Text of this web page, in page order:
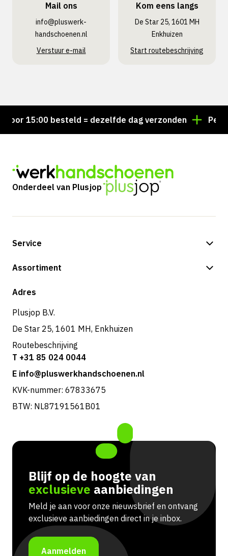
Mail ons
info@pluswerk­
handschoenen.nl
Verstuur e-mail
Kom eens langs
De Star 25, 1601 MH
Enkhuizen
Start routebeschrijving
15:00 besteld = dezelfde dag verzonden
Onderdeel van Plusjop
Service
Betalingsmogelijkheden
Retouren & service
Assortiment
Shop
Adres
Plusjop B.V.
De Star 25, 1601 MH, Enkhuizen
Routebeschrijving
T +31 85 024 0044
E info@pluswerkhandschoenen.nl
KVK-nummer: 67833675
BTW: NL87191561B01
Blijf op de hoogte van
exclusieve aanbiedingen
Meld je aan voor onze nieuwsbrief en ontvang
exclusieve aanbiedingen direct in je inbox.
Aanmelden